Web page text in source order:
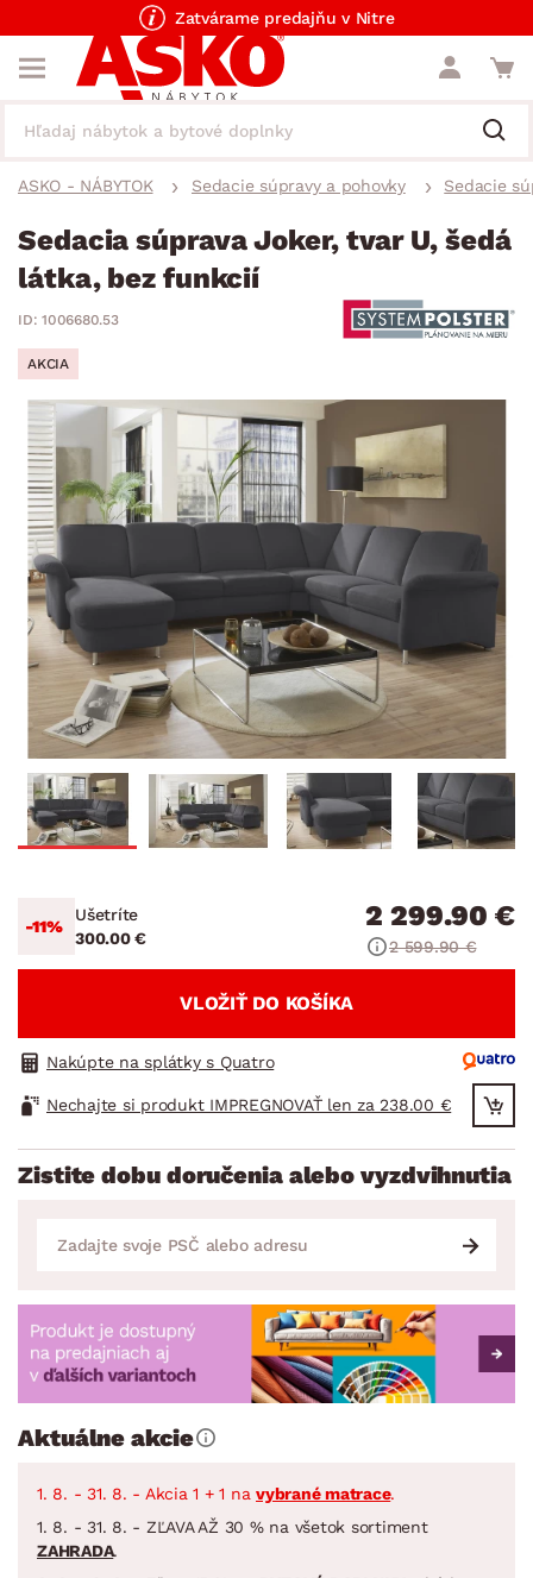
Zatvárame predajňu v Nitre
ASKO - NÁBYTOK Sedacie súpravy a pohovky Sedacie
Sedacia súprava Joker, tvar U, šedá
látka, bez funkcií
ID: 1006680.53
AKCIA
-11%
Ušetríte
300.00 €
2 299.90 €
2 599.90 €
VLOŽIŤ DO KOŠÍKA
Nakúpte na splátky s Quatro
Nechajte si produkt IMPREGNOVAŤ len za 238.00 €
Zistite dobu doručenia alebo vyzdvihnutia
Aktuálne akcie
1. 8. - 31. 8. - Akcia 1 + 1 na vybrané matrace.
1. 8. - 31. 8. - ZĽAVA AŽ 30 % na všetok sortiment
ZAHRADA.